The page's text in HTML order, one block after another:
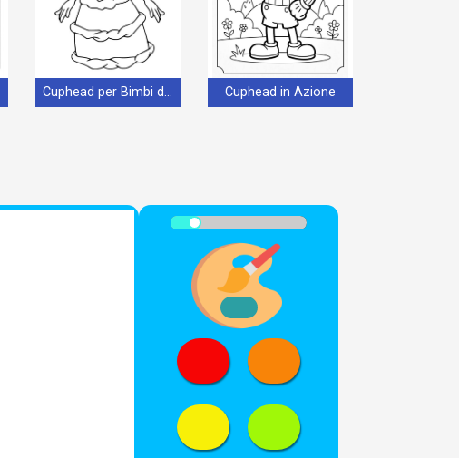
Cuphead per Bimbi di 1 Anno Cuphead in Azione